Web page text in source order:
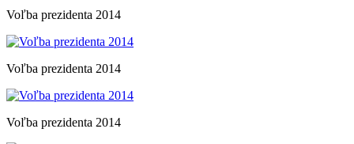
Voľba prezidenta 2014
Voľba prezidenta 2014
Voľba prezidenta 2014